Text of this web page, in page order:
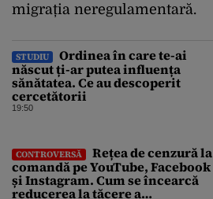
migrația neregulamentară.
STUDIU
Ordinea în care te-ai
născut ți-ar putea influența
sănătatea. Ce au descoperit
cercetătorii
19:50
CONTROVERSĂ
Rețea de cenzură la
comandă pe YouTube, Facebook
și Instagram. Cum se încearcă
reducerea la tăcere a